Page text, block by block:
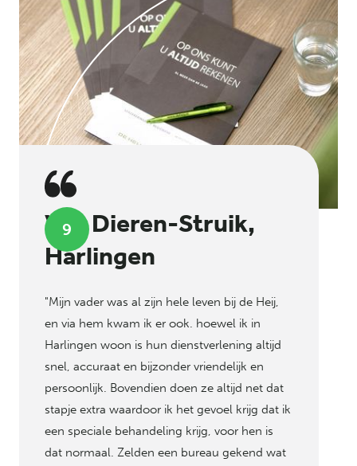
9
Van Dieren-Struik,
Harlingen
"Mijn vader was al zijn hele leven bij de Heij,
en via hem kwam ik er ook. hoewel ik in
Harlingen woon is hun dienstverlening altijd
snel, accuraat en bijzonder vriendelijk en
persoonlijk. Bovendien doen ze altijd net dat
stapje extra waardoor ik het gevoel krijg dat ik
een speciale behandeling krijg, voor hen is
dat normaal. Zelden een bureau gekend wat